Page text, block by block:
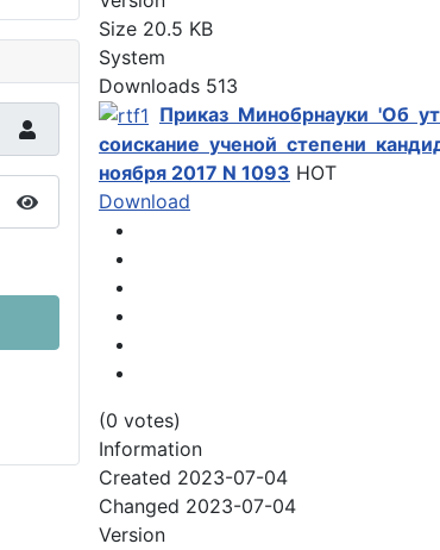
Показать пароль
Size 20.5 KB
System
Downloads 513
Приказ Минобрнауки 'Об
соискание ученой степени
ноября 2017 N 1093 HOT
Download
(0 votes)
Information
Created 2023-07-04
Changed 2023-07-04
Version